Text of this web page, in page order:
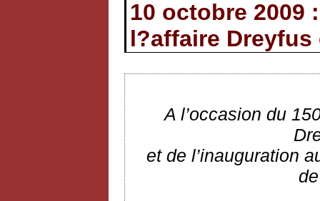
10 octobre
l?affaire Dreyfus
A l’occasion du
et de l’inauguration